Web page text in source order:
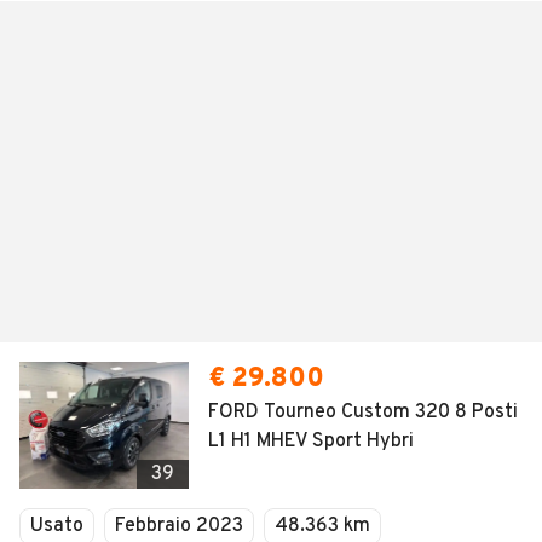
39
€ 29.800
FORD Tourneo Custom 320 8 Posti
L1 H1 MHEV Sport Hybri
Usato Febbraio 2023 48.363 km